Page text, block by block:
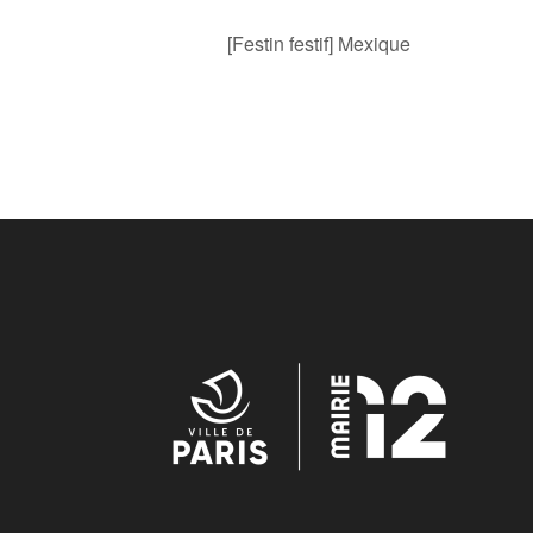
[Festin festif] Mexique